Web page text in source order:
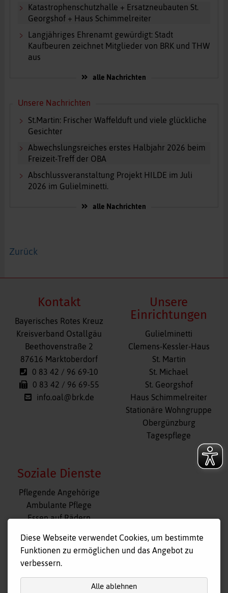
Katastrophenschutzhalle + Ersatzneubauten St.
Georgshof + Haus Schimmelreiter
Langjähriges Ehrenamt gewürdigt: Stadt
Kaufbeuren zeichnet Mitglieder von BRK und THW
aus
alle Nachrichten
Unsere Nachrichten
St.Martin: Frischer Waffelduft und viele glückliche
Gesichter
Abwechslungsreiches erstes Halbjahr 2026 beim
Freizeit-Treff der OBA
Abschlussveranstaltung Projekt HILDE im Juli
2026 im Gulielminetti.
alle Nachrichten
Zurück
Kontakt
Bayerisches Rotes Kreuz
Kreisverband Ostallgäu
Beethovenstraße 2
87616 Marktoberdorf
0 83 42 / 96 69-10
0 83 42 / 96 69-55
info.oal@brk.de
Unsere
Einrichtungen
Navigation
überspringen
Gulielminetti
Clemens-Kessler-Haus
St. Martin
St. Michael
St. Georgshof
Haus Schimmelreiter
Stationäre Wohngruppe
Obergünzburg
Tagespflege
Soziale Dienste
Navigation
überspringen
Pflegende Angehörige
Ambulante Pflege
Essen auf Rädern
Tagespflege
Hausnotruf
Diese Webseite verwendet Cookies, um bestimmte
Funktionen zu ermöglichen und das Angebot zu
verbessern.
Alle ablehnen